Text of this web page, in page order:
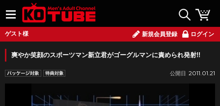
ゲスト様 新規会員登録 ログイン
爽やか笑顔のスポーツマン新立君がゴーグルマンに責められ発射!!
2011.01.21